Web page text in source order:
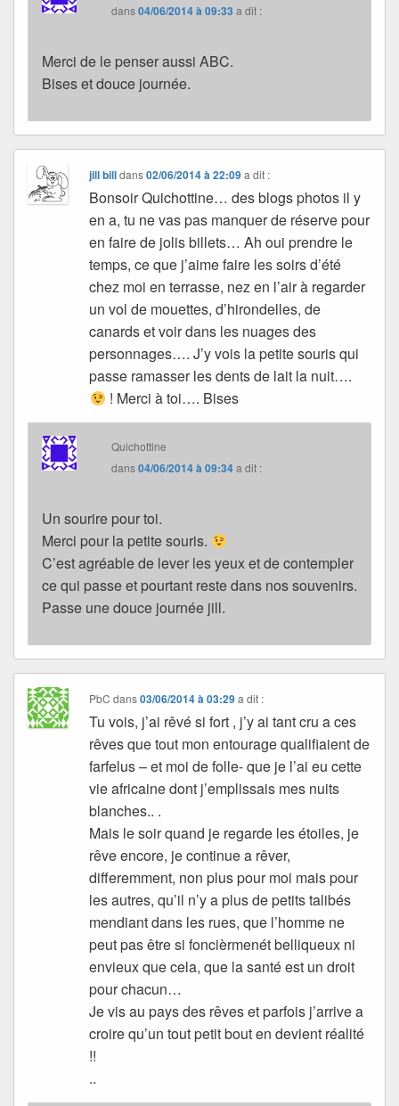
dans04/06/2014 à 09:33 a dit :
Merci de le penser aussi ABC.
Bises et douce journée.
jill billdans02/06/2014 à 22:09 a dit :
Bonsoir Quichottine… des blogs photos il y
en a, tu ne vas pas manquer de réserve pour
en faire de jolis billets… Ah oui prendre le
temps, ce que j’aime faire les soirs d’été
chez moi en terrasse, nez en l’air à regarder
un vol de mouettes, d’hirondelles, de
canards et voir dans les nuages des
personnages…. J’y vois la petite souris qui
passe ramasser les dents de lait la nuit….
! Merci à toi…. Bises
Quichottine
dans04/06/2014 à 09:34a dit :
Un sourire pour toi.
Merci pour la petite souris.
C’est agréable de lever les yeux et de contempler
ce qui passe et pourtant reste dans nos souvenirs.
Passe une douce journée jill.
PbC dans03/06/2014 à 03:29 a dit :
Tu vois, j’ai rêvé si fort , j’y ai tant cru a ces
rêves que tout mon entourage qualifiaient de
farfelus – et moi de folle- que je l’ai eu cette
vie africaine dont j’emplissais mes nuits
blanches.. .
Mais le soir quand je regarde les étoiles, je
rêve encore, je continue a rêver,
differemment, non plus pour moi mais pour
les autres, qu’il n’y a plus de petits talibés
mendiant dans les rues, que l’homme ne
peut pas être si foncièrmenét belliqueux ni
envieux que cela, que la santé est un droit
pour chacun…
Je vis au pays des rêves et parfois j’arrive a
croire qu’un tout petit bout en devient réalité
!!
..